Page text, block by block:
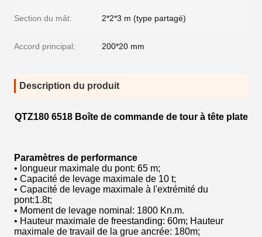
Section du mât: 2*2*3 m (type partagé)
Accord principal: 200*20 mm
Description du produit
QTZ180 6518 Boîte de commande de tour à tête plate
Paramètres de performance
• longueur maximale du pont: 65 m;
• Capacité de levage maximale de 10 t;
• Capacité de levage maximale à l'extrémité du
pont:1.8t;
• Moment de levage nominal: 1800 Kn.m.
• Hauteur maximale de freestanding: 60m; Hauteur
maximale de travail de la grue ancrée: 180m;